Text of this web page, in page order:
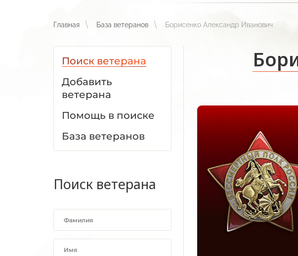
Главная База ветеранов Борисенко Александр Иванович
Поиск ветерана
Добавить
ветерана
Помощь в поиске
База ветеранов
Поиск ветерана